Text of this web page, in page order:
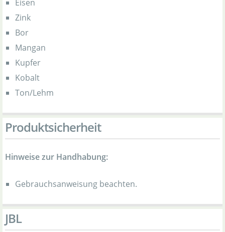
Eisen
Zink
Bor
Mangan
Kupfer
Kobalt
Ton/Lehm
Produktsicherheit
Hinweise zur Handhabung:
Gebrauchsanweisung beachten.
JBL